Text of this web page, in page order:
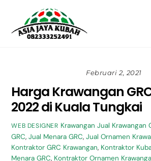
content
Februari 2, 2021
Harga Krawangan
2022 di Kuala Tungkai
WEB DESIGNER Krawangan Jual Krawangan
GRC,Jual Menara GRC,Jual Ornamen
Kontraktor GRC Krawangan, Kontraktor
Menara GRC, Kontraktor Ornamen